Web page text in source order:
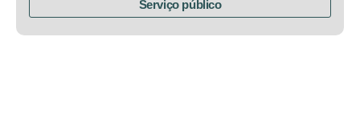
Serviço público